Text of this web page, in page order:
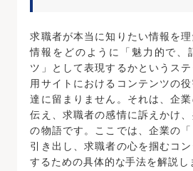
求職者が本当に知りたい情報を
情報をどのように「魅力的で、
ツ」として表現するかというス
用サイトにおけるコンテンツの
達に留まりません。それは、企
伝え、求職者の感情に訴えかけ
の物語です。ここでは、企業の
引き出し、求職者の心を掴むコ
するための具体的な手法を解説し